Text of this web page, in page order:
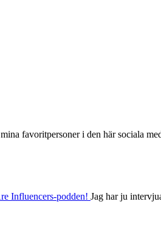
favoritpersoner i den här sociala
Influencers-podden! Jag har ju